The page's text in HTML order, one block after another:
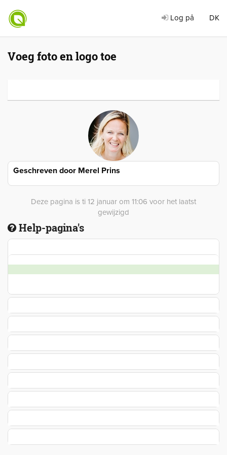
Log på DK
Voeg foto en logo toe
Geschreven door Merel Prins
Deze pagina is ti 12 januar om 11:06 voor het laatst
gewijzigd
Help-pagina's